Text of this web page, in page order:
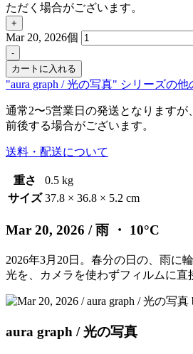
ただく場合がございます。
+
Mar 20, 2026個
-
カートに入れる
"aura graph / 光の写真" シリーズの他
通常2〜5営業日の発送となりますが
前後する場合がございます。
送料・配送について
重さ
0.5 kg
サイズ 37.8 × 36.8 × 5.2 cm
Mar 20, 2026 / 雨 ・ 10°C
2026年3月20日。春分の日の、雨に
光を、カメラを使わずフィルムに直
aura graph / 光の写真